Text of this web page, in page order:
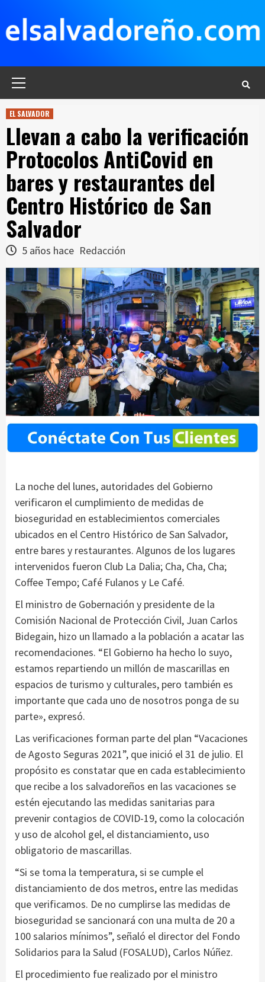
contenido
EL SALVADOR
Llevan a cabo la verificación
Protocolos AntiCovid en
bares y restaurantes del
Centro Histórico de San
Salvador
5 años hace Redacción
La noche del lunes, autoridades del Gobierno
verificaron el cumplimiento de medidas de
bioseguridad en establecimientos comerciales
ubicados en el Centro Histórico de San Salvador,
entre bares y restaurantes. Algunos de los lugares
intervenidos fueron Club La Dalia; Cha, Cha, Cha;
Coffee Tempo; Café Fulanos y Le Café.
El ministro de Gobernación y presidente de la
Comisión Nacional de Protección Civil, Juan Carlos
Bidegain, hizo un llamado a la población a acatar las
recomendaciones. “El Gobierno ha hecho lo suyo,
estamos repartiendo un millón de mascarillas en
espacios de turismo y culturales, pero también es
importante que cada uno de nosotros ponga de su
parte», expresó.
Las verificaciones forman parte del plan “Vacaciones
de Agosto Seguras 2021”, que inició el 31 de julio. El
propósito es constatar que en cada establecimiento
que recibe a los salvadoreños en las vacaciones se
estén ejecutando las medidas sanitarias para
prevenir contagios de COVID-19, como la colocación
y uso de alcohol gel, el distanciamiento, uso
obligatorio de mascarillas.
“Si se toma la temperatura, si se cumple el
distanciamiento de dos metros, entre las medidas
que verificamos. De no cumplirse las medidas de
bioseguridad se sancionará con una multa de 20 a
100 salarios mínimos”, señaló el director del Fondo
Solidarios para la Salud (FOSALUD), Carlos Núñez.
El procedimiento fue realizado por el ministro